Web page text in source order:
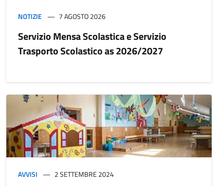
NOTIZIE 7 AGOSTO 2026
Servizio Mensa Scolastica e Servizio
Trasporto Scolastico as 2026/2027
AVVISI 2 SETTEMBRE 2024